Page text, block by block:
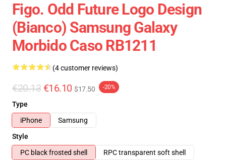
Figo. Odd Future Logo Design
(bianco) Samsung Galaxy
Morbido Caso RB1211
(4 customer reviews)
€20.13 €16.10 $17.50 -20%
Type
iPhone
Samsung
Style
PC black frosted shell
RPC transparent soft shell